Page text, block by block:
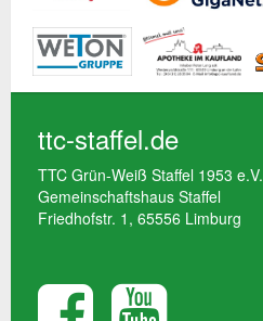
ttc-staffel.de
TTC Grün-Weiß Staffel 1953 e.V.
Gemeinschaftshaus Staffel
Friedhofstr. 1, 65556 Limburg